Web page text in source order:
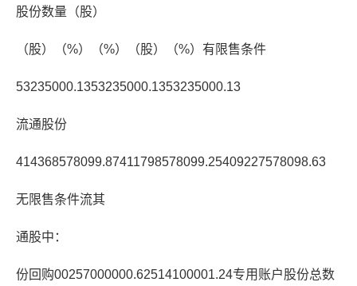
股份数量（股）
（股）（%）（%）（股）（%）有限售条件
53235000.1353235000.1353235000.13
流通股份
414368578099.87411798578099.25409227578098.63
无限售条件流其
通股中：
份回购00257000000.62514100001.24专用账户股份总数